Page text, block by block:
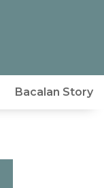
Bacalan Story